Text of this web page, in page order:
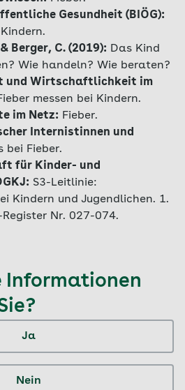
Gesundheit (BIÖG):
Berger, C. (2019): Das Kind
Wie handeln? Wie beraten?
und Wirtschaftlichkeit im
messen bei Kindern.
im Netz: Fieber.
Internistinnen und
bei Fieber.
für Kinder- und
S3-Leitlinie:
Kindern und Jugendlichen. 1.
Nr. 027-074.
Informationen
Ja
Nein